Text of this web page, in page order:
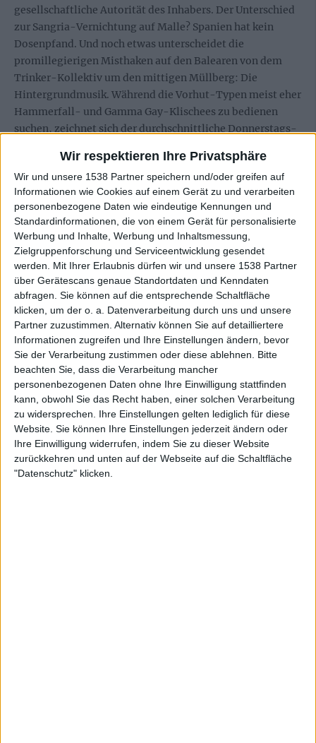
Wir respektieren Ihre Privatsphäre
Wir und unsere 1538 Partner speichern und/oder greifen auf
Informationen wie Cookies auf einem Gerät zu und verarbeiten
personenbezogene Daten wie eindeutige Kennungen und
Standardinformationen, die von einem Gerät für personalisierte
Werbung und Inhalte, Werbung und Inhaltsmessung,
Zielgruppenforschung und Serviceentwicklung gesendet
werden.
Mit Ihrer Erlaubnis dürfen wir und unsere 1538 Partner
über Gerätescans genaue Standortdaten und Kenndaten
abfragen. Sie können auf die entsprechende Schaltfläche
klicken, um der o. a. Datenverarbeitung durch uns und unsere
Partner zuzustimmen. Alternativ können Sie auf detailliertere
Informationen zugreifen und Ihre Einstellungen ändern, bevor
Sie der Verarbeitung zustimmen oder diese ablehnen.
Bitte
beachten Sie, dass die Verarbeitung mancher
personenbezogenen Daten ohne Ihre Einwilligung stattfinden
kann, obwohl Sie das Recht haben, einer solchen Verarbeitung
zu widersprechen. Ihre Einstellungen gelten lediglich für diese
Website. Sie können Ihre Einstellungen jederzeit ändern oder
Ihre Einwilligung widerrufen, indem Sie zu dieser Website
zurückkehren und unten auf der Webseite auf die Schaltfläche
"Datenschutz" klicken.
gesellschaftliche Autorität des Inhabers. Der Unterschied
zur Sangria-Vernichtung auf Malle? Spanien hat kein
Dosenpfand. Und noch etwas unterscheidet die
promillegierigen Misthaken auf den Balearen von dem
Trinker-Kollektiv um den mittigen Müllberg: Die
Hintergrundmusik. Während die Vorhut-Typen meist eher
Hammerfall- und Gamma Gay-Klischees zu bedienen
suchen, zeichnet sich der durchschnittliche Donnerstags-
das aus der autoeigenen Anlage drei Tage lang Boxen und
Alkoholgeschwächte bei Laune hält – und am Abfahrtstag
die kleinlaute Suche nach dem Überbrückungskabel
bedingt.
But who cares? Schließlich ist dies hier ein Open Air, ein
Wochenende blanke Anarchie. Deshalb auch die allerorten
gebleckten Kimmen, die dümpelnden Alkoholkadaver, die
Paarungsbereitschaft signalisierenden Dekolteés der
Damen – und die Zeter und Mordio keifenden Anarchie-
Begeisterten, denen gerade ein zugekifftes Ekel auf den
Discman gekotzt hat.